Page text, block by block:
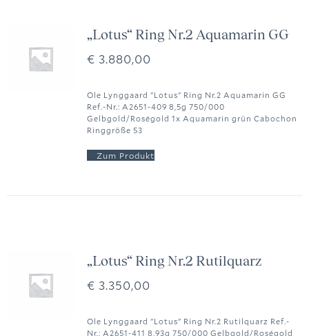
„Lotus“ Ring Nr.2 Aquamarin GG
€ 3.880,00
Ole Lynggaard "Lotus" Ring Nr.2 Aquamarin GG
Ref.-Nr.: A2651-409 8,5g 750/000
Gelbgold/Roségold 1x Aquamarin grün Cabochon
Ringgröße 53
„Lotus“ Ring Nr.2 Rutilquarz
€ 3.350,00
Ole Lynggaard "Lotus" Ring Nr.2 Rutilquarz Ref.-
Nr.: A2651-411 8,93g 750/000 Gelbgold/Roségold